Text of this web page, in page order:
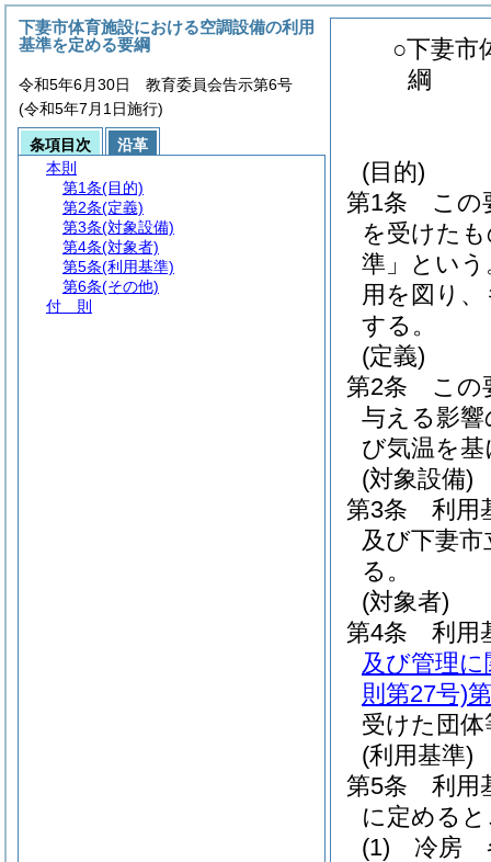
○下妻市
綱
(目的)
第1条
この
を受けた
準」という
用を図り
する。
(定義)
第2条
この
与える影
び気温を
(対象設備)
第3条
利用
及び下妻
る。
(対象者)
第4条
利用
及び管理
則第27号)
受けた団
(利用基準)
第5条
利用
に定める
(1)
冷房
下妻市体育施設における空調設備の利用
基準を定める要綱
令和5年6月30日 教育委員会告示第6号
(令和5年7月1日施行)
条項目次
沿革
本則
第1条(目的)
第2条(定義)
第3条(対象設備)
第4条(対象者)
第5条(利用基準)
第6条(その他)
付 則